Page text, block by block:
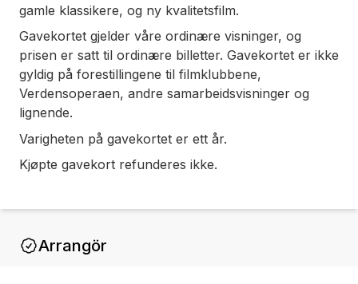
gamle klassikere, og ny kvalitetsfilm.
Gavekortet gjelder våre ordinære visninger, og
prisen er satt til ordinære billetter. Gavekortet er ikke
gyldig på forestillingene til filmklubbene,
Verdensoperaen, andre samarbeidsvisninger og
lignende.
Varigheten på gavekortet er ett år.
Kjøpte gavekort refunderes ikke.
Arrangör